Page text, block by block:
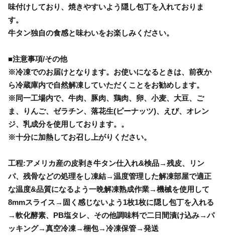
味付けしており、焼きやすいよう隠し包丁を入れておりま
す。
牛タン独自の食感と味わいをお楽しみください。
■注意事項/その他
※冷凍でのお届けとなります。お使いになるときは、前夜か
ら冷蔵庫内で自然解凍していただくことをお勧めします。
※同一工場内で、牛肉、豚肉、鶏肉、卵、小麦、大豆、ご
ま、りんご、ゼラチン、落花生(ピーナッツ)、えび、オレン
ジ、乳成分を使用しております。。
※十分に加熱してお召し上がりください。
工程:アメリカ産の皮剥き牛タン仕入れ&検品→残皮、リン
パ、残骨などの処理をし凍結→温度管理した解凍部屋で適正
な温度&品質になるよう一晩解凍熟成作業→機械を使用して
8mmスライス→固く感じないよう1枚1枚に隠し包丁を入れる
→軟化酵素、PB塩タレ、その他調味料で二日間漬け込み→パ
ッキング→真空冷凍→梱包→冷凍保管→発送